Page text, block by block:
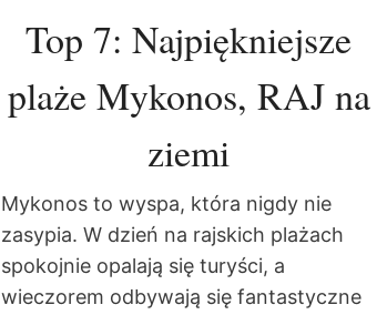
Top 7: Najpiękniejsze
plaże Mykonos, RAJ na
ziemi
Mykonos to wyspa, która nigdy nie
zasypia. W dzień na rajskich plażach
spokojnie opalają się turyści, a
wieczorem odbywają się fantastyczne